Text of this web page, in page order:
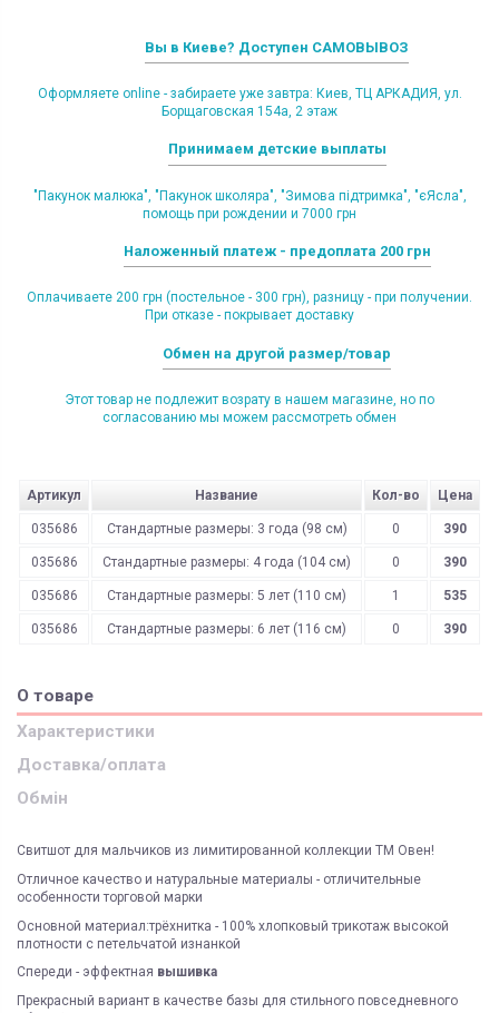
Вы в Киеве? Доступен САМОВЫВОЗ
Оформляете online - забираете уже завтра: Киев, ТЦ АРКАДИЯ, ул.
Борщаговская 154а, 2 этаж
Принимаем детские выплаты
"Пакунок малюка", "Пакунок школяра", "Зимова підтримка", "єЯсла",
помощь при рождении и 7000 грн
Наложенный платеж - предоплата 200 грн
Оплачиваете 200 грн (постельное - 300 грн), разницу - при получении.
При отказе - покрывает доставку
Обмен на другой размер/товар
Этот товар не подлежит возрату в нашем магазине, но по
согласованию мы можем рассмотреть обмен
Артикул Название Кол-во Цена
035686 Стандартные размеры: 3 года (98 см) 0 390
035686 Стандартные размеры: 4 года (104 см) 0 390
035686 Стандартные размеры: 5 лет (110 см) 1 535
035686 Стандартные размеры: 6 лет (116 см) 0 390
О товаре
Характеристики
Доставка/оплата
Обмін
Свитшот для мальчиков из лимитированной коллекции ТМ Овен!
Отличное качество и натуральные материалы - отличительные
особенности торговой марки
Основной материал:трёхнитка - 100% хлопковый трикотаж высокой
плотности с петельчатой изнанкой
Спереди - эффектная вышивка
Прекрасный вариант в качестве базы для стильного повседневного